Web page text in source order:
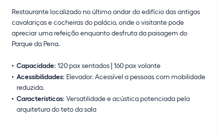
Restaurante localizado no último andar do edifício das antigas
cavalariças e cocheiras do palácio, onde o visitante pode
apreciar uma refeição enquanto desfruta da paisagem do
Parque da Pena.
Capacidade: 120 pax sentados | 160 pax volante
Acessibilidades: Elevador. Acessível a pessoas com mobilidade
reduzida.
Características: Versatilidade e acústica potenciada pela
arquitetura do teto da sala